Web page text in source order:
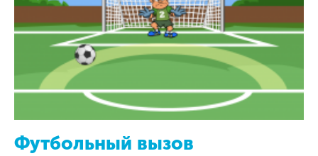
Футбольный вызов